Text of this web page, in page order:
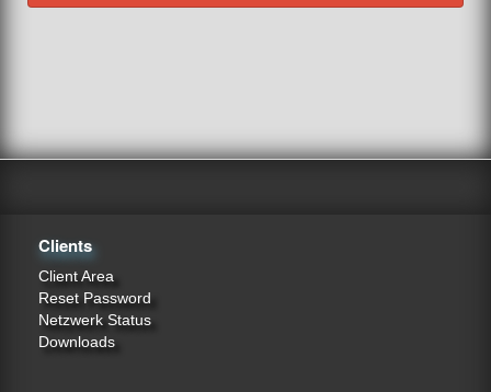
Clients
Client Area
Reset Password
Netzwerk Status
Downloads